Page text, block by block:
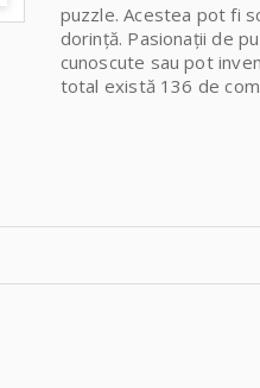
puzzle. Acestea pot fi
dorință. Pasionații de
cunoscute sau pot
total există 136 de